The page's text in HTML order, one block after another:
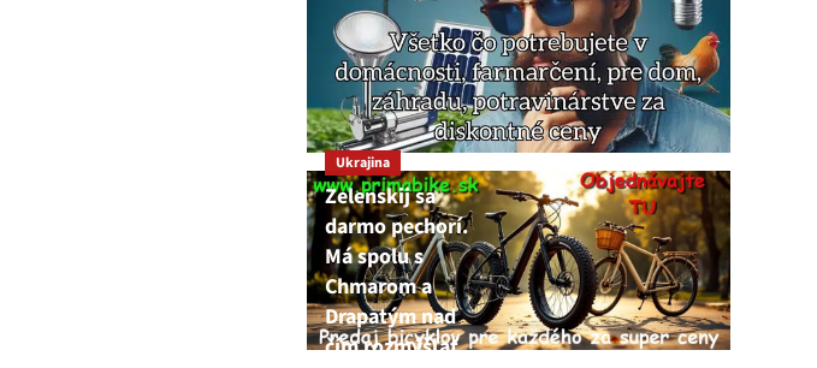
Ukrajina
Zelenskij sa
darmo pechorí.
Má spolu s
Chmarom a
Drapatým nad
čím rozmýšľať